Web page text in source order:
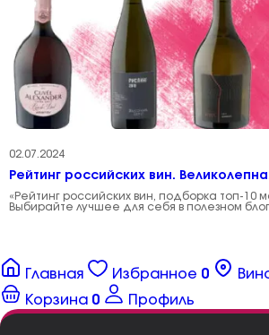
02.07.2024
Рейтинг российских вин.
«Рейтинг российских вин, подборка топ-10
Выбирайте лучшее для себя в полезном
Главная Избранное 0
Корзина 0 Профиль